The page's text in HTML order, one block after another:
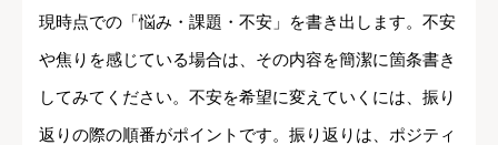
現時点での「悩み・課題・不安」を書き出します。不安
や焦りを感じている場合は、その内容を簡潔に箇条書き
してみてください。不安を希望に変えていくには、振り
返りの際の順番がポイントです。振り返りは、ポジティ